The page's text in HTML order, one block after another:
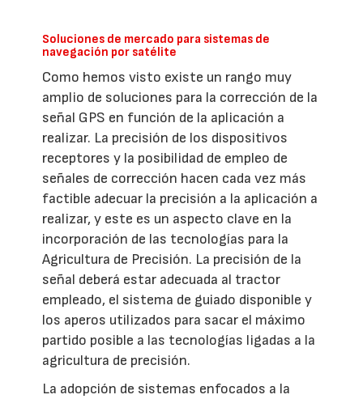
Soluciones de mercado para sistemas de
navegación por satélite
Como hemos visto existe un rango muy
amplio de soluciones para la corrección de la
señal GPS en función de la aplicación a
realizar. La precisión de los dispositivos
receptores y la posibilidad de empleo de
señales de corrección hacen cada vez más
factible adecuar la precisión a la aplicación a
realizar, y este es un aspecto clave en la
incorporación de las tecnologías para la
Agricultura de Precisión. La precisión de la
señal deberá estar adecuada al tractor
empleado, el sistema de guiado disponible y
los aperos utilizados para sacar el máximo
partido posible a las tecnologías ligadas a la
agricultura de precisión.
La adopción de sistemas enfocados a la